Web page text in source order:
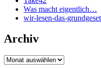
Was macht eigentlich…
wir-lesen-das-
Archiv
Archiv